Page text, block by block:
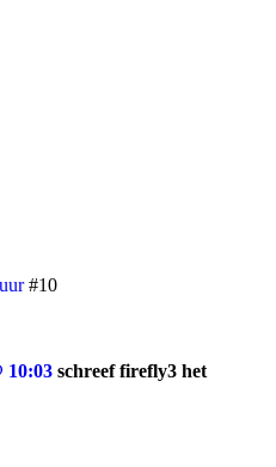
#10
10:03 schreef firefly3 het